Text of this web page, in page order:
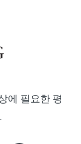
에 필요한 평